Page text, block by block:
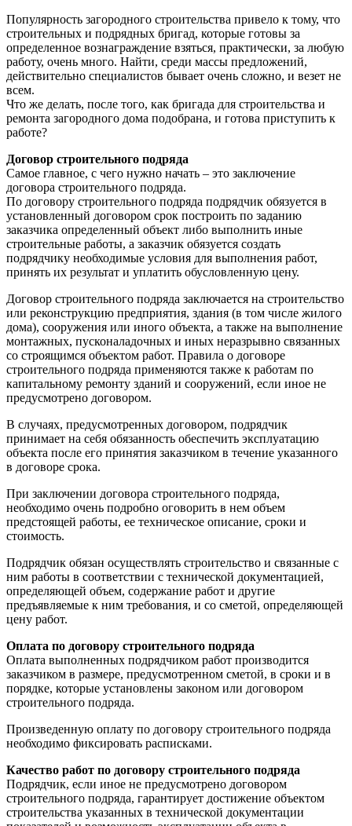
Популярность загородного строительства привело к тому, что
строительных и подрядных бригад, которые готовы за
определенное вознаграждение взяться, практически, за любую
работу, очень много. Найти, среди массы предложений,
действительно специалистов бывает очень сложно, и везет не
всем.
Что же делать, после того, как бригада для строительства и
ремонта загородного дома подобрана, и готова приступить к
работе?
Договор строительного подряда
Самое главное, с чего нужно начать – это заключение
договора строительного подряда.
По договору строительного подряда подрядчик обязуется в
установленный договором срок построить по заданию
заказчика определенный объект либо выполнить иные
строительные работы, а заказчик обязуется создать
подрядчику необходимые условия для выполнения работ,
принять их результат и уплатить обусловленную цену.
Договор строительного подряда заключается на строительство
или реконструкцию предприятия, здания (в том числе жилого
дома), сооружения или иного объекта, а также на выполнение
монтажных, пусконаладочных и иных неразрывно связанных
со строящимся объектом работ. Правила о договоре
строительного подряда применяются также к работам по
капитальному ремонту зданий и сооружений, если иное не
предусмотрено договором.
В случаях, предусмотренных договором, подрядчик
принимает на себя обязанность обеспечить эксплуатацию
объекта после его принятия заказчиком в течение указанного
в договоре срока.
При заключении договора строительного подряда,
необходимо очень подробно оговорить в нем объем
предстоящей работы, ее техническое описание, сроки и
стоимость.
Подрядчик обязан осуществлять строительство и связанные с
ним работы в соответствии с технической документацией,
определяющей объем, содержание работ и другие
предъявляемые к ним требования, и со сметой, определяющей
цену работ.
Оплата по договору строительного подряда
Оплата выполненных подрядчиком работ производится
заказчиком в размере, предусмотренном сметой, в сроки и в
порядке, которые установлены законом или договором
строительного подряда.
Произведенную оплату по договору строительного подряда
необходимо фиксировать расписками.
Качество работ по договору строительного подряда
Подрядчик, если иное не предусмотрено договором
строительного подряда, гарантирует достижение объектом
строительства указанных в технической документации